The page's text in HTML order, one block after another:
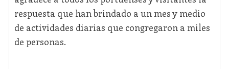
respuesta que han brindado a un mes y medio
de actividades diarias que congregaron a miles
de personas.